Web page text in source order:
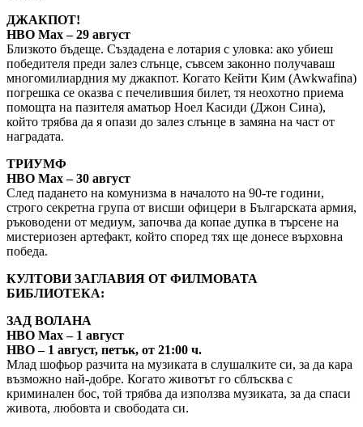
ДЖАКПОТ!
HBO Max – 29 август
Близкото бъдеще. Създадена е лотария с уловка: ако убиеш
победителя преди залез слънце, съвсем законно получаваш
многомилиардния му джакпот. Когато Кейти Ким (Awkwafina)
погрешка се оказва с печелившия билет, тя неохотно приема
помощта на пазителя аматьор Ноел Касиди (Джон Сина),
който трябва да я опази до залез слънце в замяна на част от
наградата.
ТРИУМФ
HBO Max – 30 август
След падането на комунизма в началото на 90-те години,
строго секретна група от висши офицери в Българската армия,
ръководени от медиум, започва да копае дупка в търсене на
мистериозен артефакт, който според тях ще донесе върховна
победа.
КУЛТОВИ ЗАГЛАВИЯ ОТ ФИЛМОВАТА
БИБЛИОТЕКА:
ЗАД ВОЛАНА
HBO Max – 1 август
HBO – 1 август, петък, от 21:00 ч.
Млад шофьор разчита на музиката в слушалките си, за да кара
възможно най-добре. Когато животът го сблъсква с
криминален бос, той трябва да използва музиката, за да спаси
живота, любовта и свободата си.